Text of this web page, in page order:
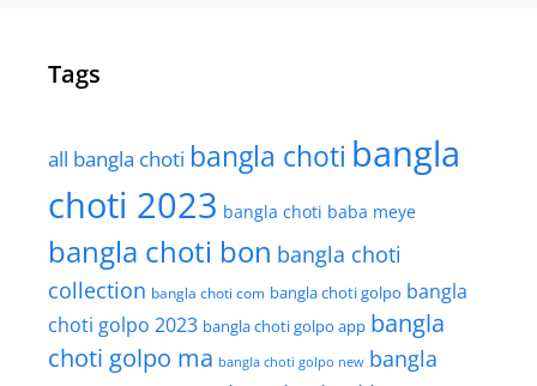
Tags
all bangla choti bangla choti bangla
choti 2023 bangla choti baba meye
bangla choti bon bangla choti
collection bangla choti com bangla choti golpo bangla
choti golpo 2023 bangla choti golpo app bangla
choti golpo ma bangla choti golpo new bangla